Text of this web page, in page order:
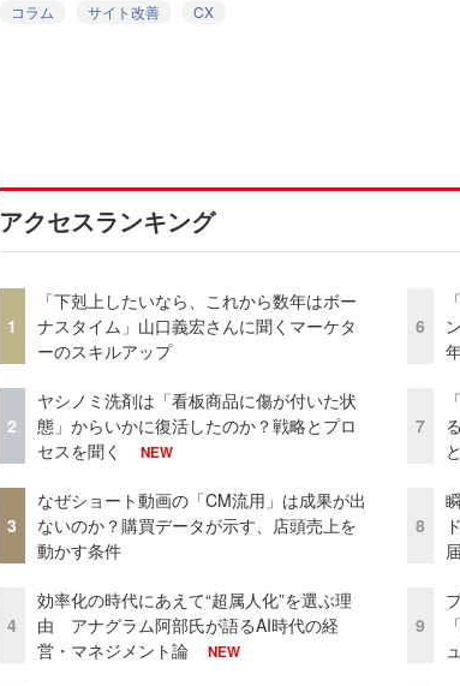
コラム サイト改善
CX
アクセスランキング
1
「下剋上したいなら、これから数年はボー
ナスタイム」山口義宏さんに聞くマーケタ
ーのスキルアップ
2
ヤシノミ洗剤は「看板商品に傷が付いた状
態」からいかに復活したのか？戦略とプロ
セスを聞く
NEW
3
なぜショート動画の「CM流用」は成果が出
ないのか？購買データが示す、店頭売上を
動かす条件
4
効率化の時代にあえて“超属人化”を選ぶ理
由 アナグラム阿部氏が語るAI時代の経
営・マネジメント論
NEW
6
7
8
9